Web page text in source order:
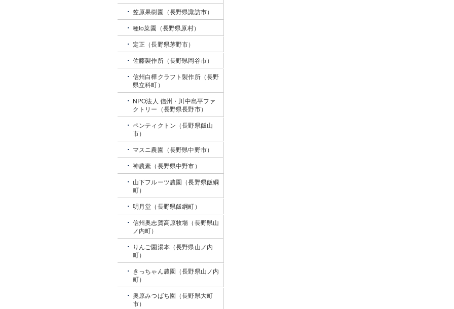
笠原果樹園（長野県諏訪市）
種to菜園（長野県原村）
定正（長野県茅野市）
佐藤製作所（長野県岡谷市）
信州白樺クラフト製作所（長野
県立科町）
NPO法人 信州・川中島平ファ
クトリー（長野県長野市）
ペンティクトン（長野県飯山
市）
マスニ農園（長野県中野市）
神農素（長野県中野市）
山下フルーツ農園（長野県飯綱
町）
明月堂（長野県飯綱町）
信州奥志賀高原牧場（長野県山
ノ内町）
りんご園湯本（長野県山ノ内
町）
きっちゃん農園（長野県山ノ内
町）
奥原みつばち園（長野県大町
市）